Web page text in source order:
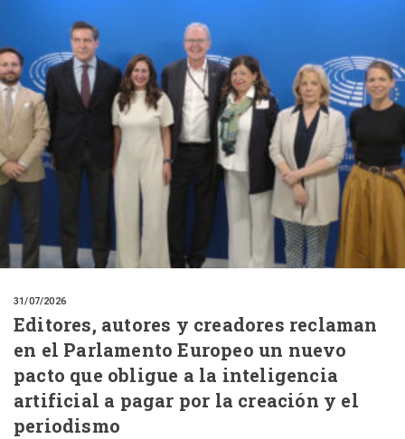
31/07/2026
Editores, autores y creadores reclaman
en el Parlamento Europeo un nuevo
pacto que obligue a la inteligencia
artificial a pagar por la creación y el
periodismo